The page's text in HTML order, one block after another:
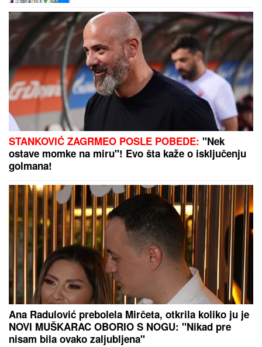
STANKOVIĆ ZAGRMEO POSLE POBEDE: "Nek
ostave momke na miru"! Evo šta kaže o isključenju
golmana!
Ana Radulović prebolela Mirčeta, otkrila koliko ju je
NOVI MUŠKARAC OBORIO S NOGU: "Nikad pre
nisam bila ovako zaljubljena"